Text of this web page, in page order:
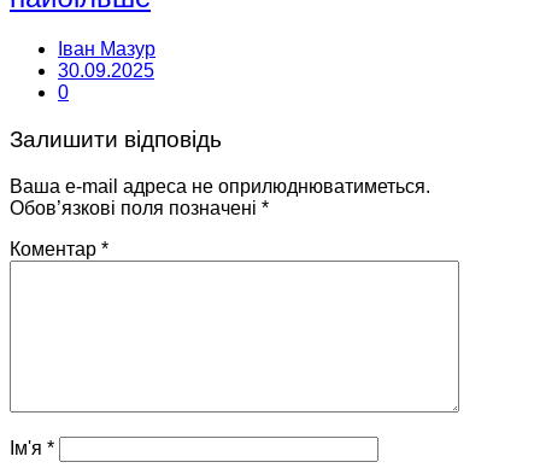
Іван Мазур
30.09.2025
0
Залишити відповідь
Ваша e-mail адреса не оприлюднюватиметься.
Обов’язкові поля позначені *
Коментар *
Ім'я *